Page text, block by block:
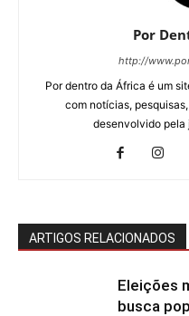
Por
http://
Por dentro da África é um
com notícias,
desenvolvido pela
ARTIGOS RELACIONADOS
Eleições
busca